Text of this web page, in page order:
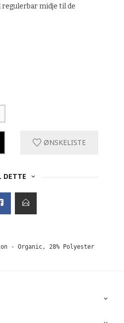
regulerbar midje til de
ØNSKELISTE
DETTE
- Organic, 28% Polyester -